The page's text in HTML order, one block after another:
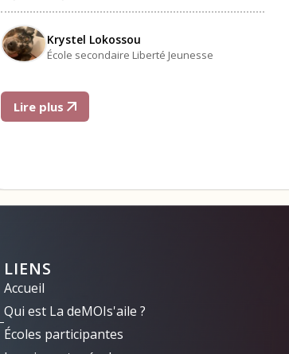
Krystel Lokossou
École secondaire Liberté Jeunesse
Lire plus
LIENS
Accueil
Qui est La deMOIs'aile ?
Écoles participantes